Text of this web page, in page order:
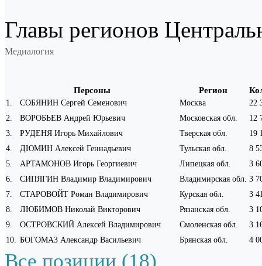
Главы регионов
Медиалогия
Персоны Регион
1 СОБЯНИН Сергей Семенович Москва
22
2
ВОРОБЬЕВ Андрей Юрьевич Московская обл.
12
3
РУДЕНЯ Игорь Михайлович Тверская обл.
19
4
ДЮМИН Алексей Геннадьевич Тульская обл.
8
5
АРТАМОНОВ Игорь Георгиевич Липецкая обл.
3
6
СИПЯГИН Владимир Владимирович Владимирская обл. 3
7
СТАРОВОЙТ Роман Владимирович Курская обл.
3
8
ЛЮБИМОВ Николай Викторович Рязанская обл.
3
9
ОСТРОВСКИЙ Алексей Владимирович Смоленская обл.
3
10
БОГОМАЗ Александр Васильевич Брянская обл. 4
Все позиции (18)